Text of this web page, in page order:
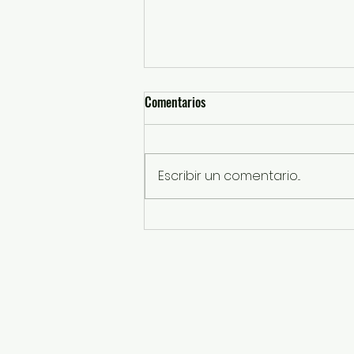
Fiscalia Edoméx vincula a proceso
Comentarios
Escribir un comentario...